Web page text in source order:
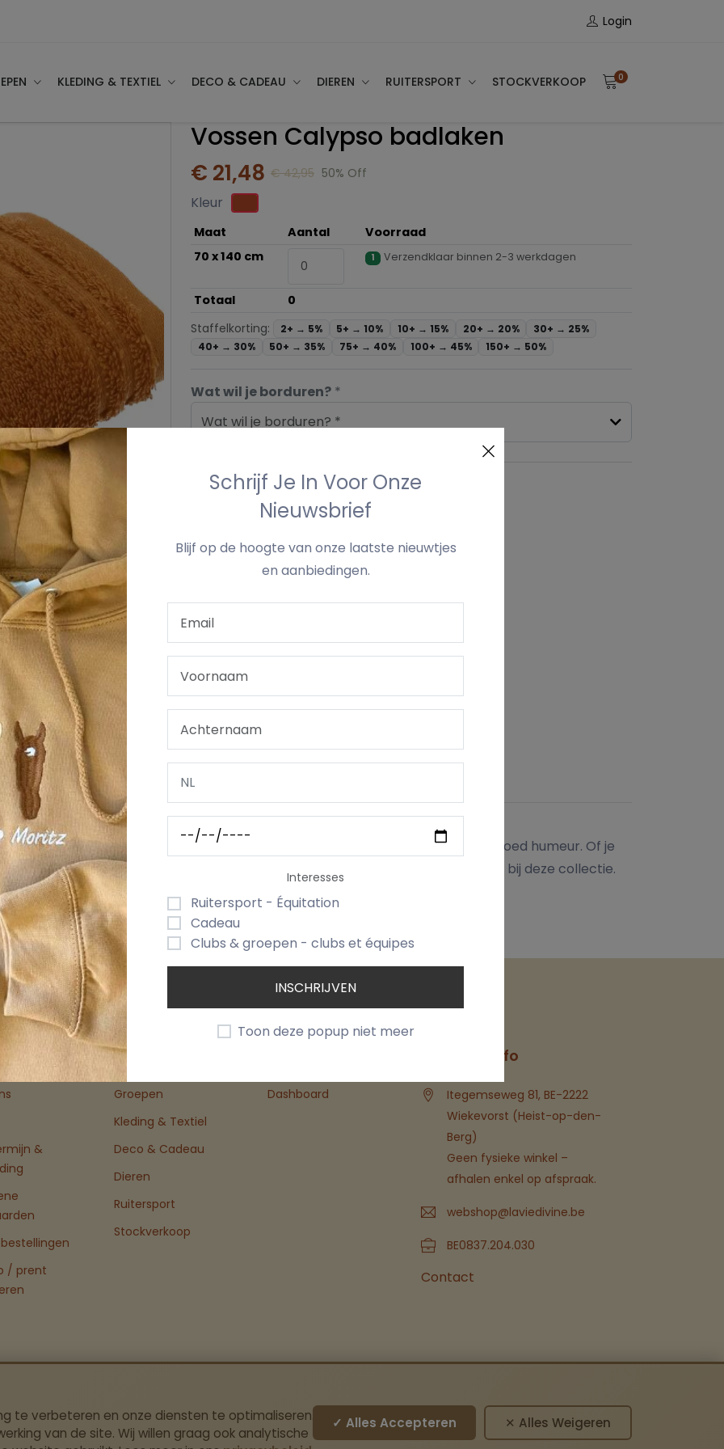
Login
KLEDING & TEXTIEL DECO & CADEAU DIEREN RUITERSPORT STOCKVERKOOP 0
›
Vossen Calypso badlaken
€ 21,48 € 42,95 50% Off
Kleur
Maat Aantal
Voorraad
70 x 140 cm
1 Verzendklaar binnen 2-3 werkdagen
Totaal
0
Staffelkorting:
2+ → 5% 5+ → 10% 10+ → 15% 20+ → 20% 30+ → 25%
40+ → 30% 50+ → 35% 75+ → 40% 100+ → 45% 150+ → 50%
Wat wil je borduren? *
Wat wil je borduren? *
Voeg Toe Aan Winkelmand
UW LOGO / EIGEN PRENT
De kleuren brengen frisheid in de badkamer en brengen je zo altijd in een goed humeur. Of je
of verfrissend turquoise. Wie van stralende kleuren houdt, voelt zich thuis bij deze collectie.
aan en absorbeert toch uitstekend.
&
/ prent
Categorie
Groepen
Kleding & Textiel
Deco & Cadeau
Dieren
Ruitersport
Stockverkoop
Dashboard
Contact Info
Itegemseweg 81, BE-2222
Wiekevorst (Heist-op-den-
Berg)
Geen fysieke winkel –
afhalen enkel op afspraak.
webshop@laviedivine.be
BE0837.204.030
Contact
te verbeteren en onze diensten te optimaliseren.
van de site. Wij willen graag ook analytische
✓ Alles Accepteren ✕ Alles Weigeren
Schrijf Je In Voor Onze
Nieuwsbrief
Blijf op de hoogte van onze laatste nieuwtjes
en aanbiedingen.
Interesses
Ruitersport - Équitation
Cadeau
Clubs & groepen - clubs et équipes
INSCHRIJVEN
Toon deze popup niet meer